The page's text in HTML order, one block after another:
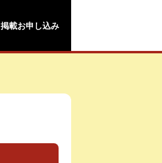
掲載お申し込み